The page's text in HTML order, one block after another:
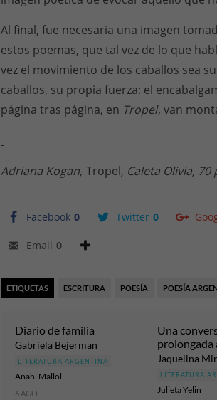
Al final, fue necesaria una imagen
estos poemas, que tal vez de lo que
vez el movimiento de los caballos sea
caballos, su propia fuerza: el
página tras página, en Tropel, van
Adriana Kogan, Tropel, Caleta Olivia, 70
Facebook 0 Twitter 0
Email 0
ETIQUETAS ESCRITURA POESÍA POESÍA
Diario de familia
Gabriela Bejerman
LITERATURA ARGENTINA
Anahí Mallol
6 AGO
Una
Jaquelina
LITERATURA
Julieta Yelin